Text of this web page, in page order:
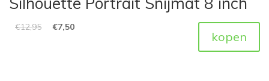
€12,95 €7,50
kopen